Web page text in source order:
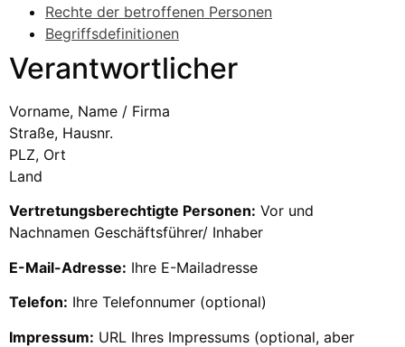
Rechte der betroffenen Personen
Begriffsdefinitionen
Verantwortlicher
Vorname, Name / Firma
Straße, Hausnr.
PLZ, Ort
Land
Vertretungsberechtigte Personen: Vor und
Nachnamen Geschäftsführer/ Inhaber
E-Mail-Adresse: Ihre E-Mailadresse
Telefon: Ihre Telefonnumer (optional)
Impressum: URL Ihres Impressums (optional, aber